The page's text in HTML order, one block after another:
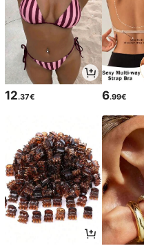
12.37€ 6.99€